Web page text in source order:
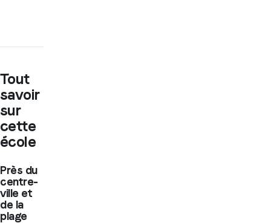
Tout
savoir
sur
cette
école
Près du
centre-
ville et
de la
plage